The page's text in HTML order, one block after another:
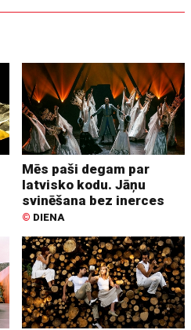
Mēs paši degam par
latvisko kodu. Jāņu
svinēšana bez inerces
© DIENA